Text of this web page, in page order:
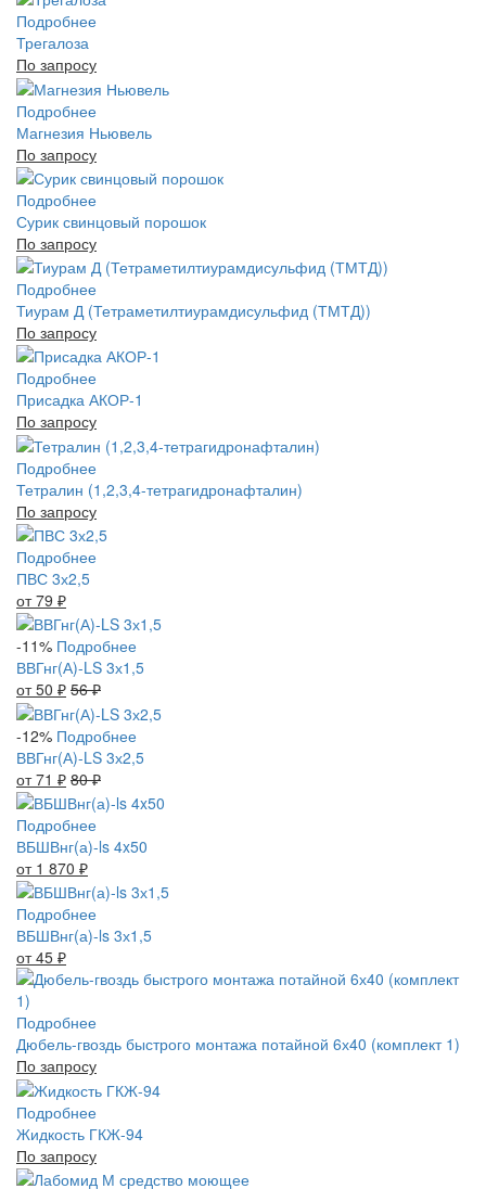
Подробнее
Трегалоза
По запросу
Подробнее
Магнезия Ньювель
По запросу
Подробнее
Сурик свинцовый порошок
По запросу
Подробнее
Тиурам Д (Тетраметилтиурамдисульфид (ТМТД))
По запросу
Подробнее
Присадка АКОР-1
По запросу
Подробнее
Тетралин (1,2,3,4-тетрагидронафталин)
По запросу
Подробнее
ПВС 3х2,5
от 79 ₽
-11% Подробнее
ВВГнг(А)-LS 3х1,5
от 50 ₽ 56₽
-12% Подробнее
ВВГнг(А)-LS 3х2,5
от 71 ₽ 80₽
Подробнее
ВБШВнг(а)-ls 4x50
от 1 870 ₽
Подробнее
ВБШВнг(а)-ls 3х1,5
от 45 ₽
Подробнее
Дюбель-гвоздь быстрого монтажа потайной 6х40 (комплект 1)
По запросу
Подробнее
Жидкость ГКЖ-94
По запросу